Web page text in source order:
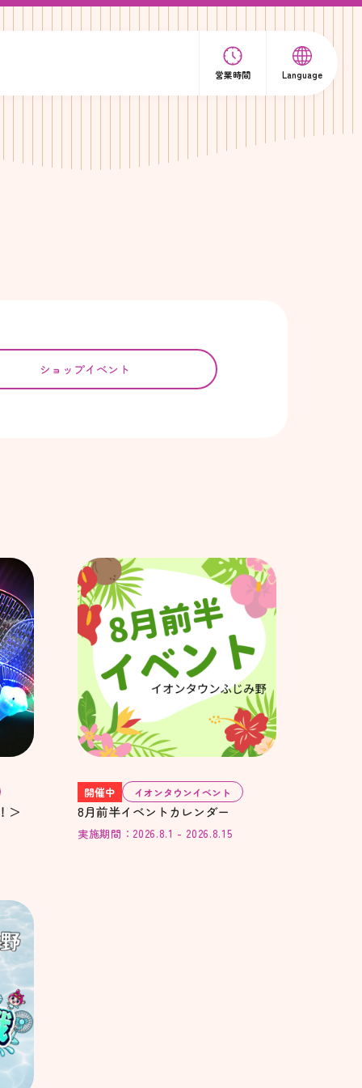
営業時間 Language
ショップイベント
＞
開催中 イオンタウンイベント
8月前半イベントカレンダー
実施期間：2026.8.1 - 2026.8.15